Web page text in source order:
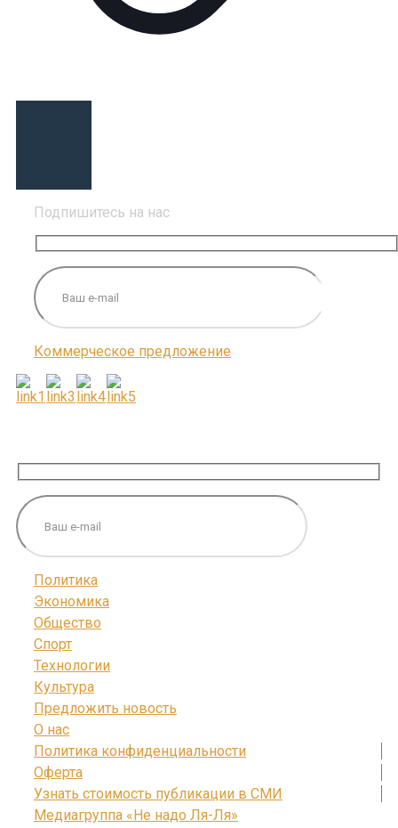
Подпишитесь на нас
Коммерческое предложение
Политика
Экономика
Общество
Спорт
Технологии
Культура
Предложить новость
О нас
Политика конфиденциальности
Оферта
Узнать стоимость публикации в СМИ
Медиагруппа «Не надо Ля-Ля»